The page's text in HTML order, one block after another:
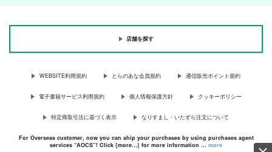
店舗を探す
WEBSITE利用規約 とらのあな会員規約 通信販売ポイント規約
電子書籍サービス利用規約 個人情報保護方針 クッキーポリシー
特定商取引法に基づく表示 なりすまし・いたずら注文について
For Overseas customer, now you can ship your purchases by using purchases agent
services “AOCS”! Click {more…} for more information … more